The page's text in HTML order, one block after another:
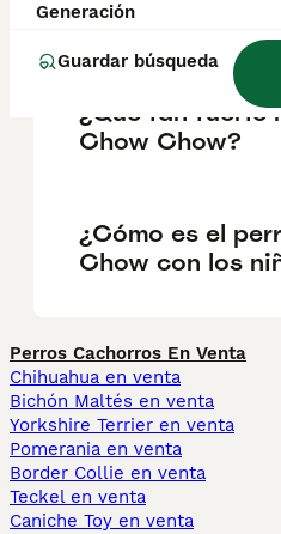
Generación
Guardar búsqueda
chow chow?
¿Qué tan fuerte
Chow Chow?
¿Cómo es el
Chow con los
Perros Cachorros En Venta
Chihuahua en venta
Bichón Maltés en venta
Yorkshire Terrier en venta
Pomerania en venta
Border Collie en venta
Teckel en venta
Caniche Toy en venta